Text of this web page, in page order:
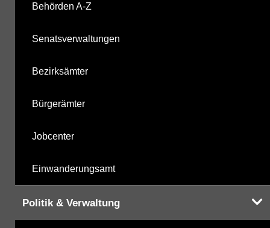
Behörden A-Z
Senatsverwaltungen
Bezirksämter
Bürgerämter
Jobcenter
Einwanderungsamt
Politik & Verwaltung